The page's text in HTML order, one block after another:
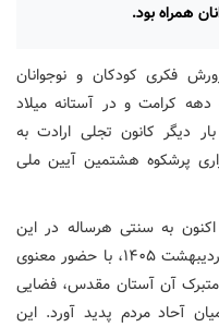
همراه بود.
فکری کودکان و نوجوانان
کرامت و در آستانه میلاد
دیگر کانون تجلی ارادت به
پرشکوه هشتمین آیین ملی
به سنتی هرساله در این
خطه بدل شده است، در ششم و هفتم اردیبهشت ۱۴۰۵، با حضور معنوی
متبرک آن آستان مقدس، فضایی
آحاد مردم پدید آورد. این